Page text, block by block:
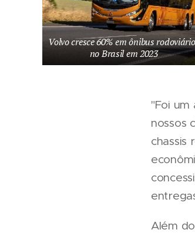
Volvo cresce 60% em ônibus
no Brasil em 2023
"Foi um
nossos
chassis
Além